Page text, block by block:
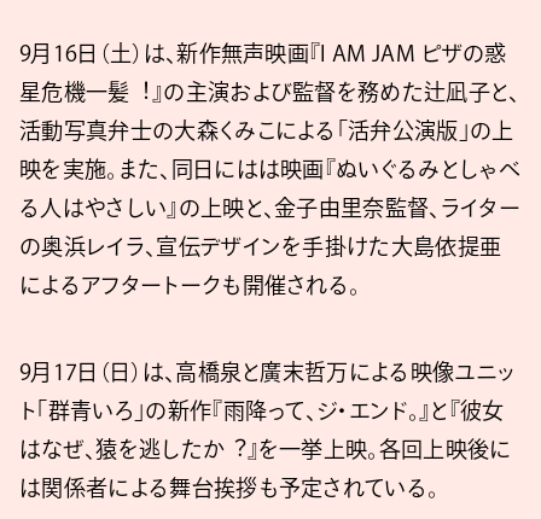
9⽉16⽇（⼟）は、新作無声映画『I AM JAM ピザの惑
星危機⼀髪︕』の主演および監督を務めた辻凪⼦と、
活動写真弁⼠の⼤森くみこによる「活弁公演版」の上
映を実施。また、同⽇にはは映画『ぬいぐるみとしゃべ
る⼈はやさしい』の上映と、⾦⼦由⾥奈監督、ライター
の奥浜レイラ、宣伝デザインを⼿掛けた⼤島依提亜
によるアフタートークも開催される。
9⽉17⽇（⽇）は、⾼橋泉と廣末哲万による映像ユニッ
ト「群⻘いろ」の新作『⾬降って、ジ・エンド。』と『彼⼥
はなぜ、猿を逃したか︖』を⼀挙上映。各回上映後に
は関係者による舞台挨拶も予定されている。